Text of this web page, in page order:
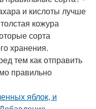
и кислоты лучше
кожура
сорта
хранения.
тем как отправить
правильно